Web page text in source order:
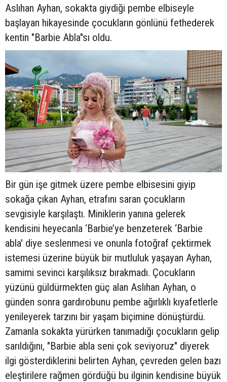
Aslıhan Ayhan, sokakta giydiği pembe elbiseyle
başlayan hikayesinde çocukların gönlünü fethederek
kentin "Barbie Abla"sı oldu.
Bir gün işe gitmek üzere pembe elbisesini giyip
sokağa çıkan Ayhan, etrafını saran çocukların
sevgisiyle karşılaştı. Miniklerin yanına gelerek
kendisini heyecanla ‘Barbie’ye benzeterek ‘Barbie
abla' diye seslenmesi ve onunla fotoğraf çektirmek
istemesi üzerine büyük bir mutluluk yaşayan Ayhan,
samimi sevinci karşılıksız bırakmadı. Çocukların
yüzünü güldürmekten güç alan Aslıhan Ayhan, o
günden sonra gardırobunu pembe ağırlıklı kıyafetlerle
yenileyerek tarzını bir yaşam biçimine dönüştürdü.
Zamanla sokakta yürürken tanımadığı çocukların gelip
sarıldığını, "Barbie abla seni çok seviyoruz" diyerek
ilgi gösterdiklerini belirten Ayhan, çevreden gelen bazı
eleştirilere rağmen gördüğü bu ilginin kendisine büyük